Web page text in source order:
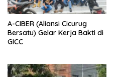
A-CIBER (Aliansi Cicurug
Bersatu) Gelar Kerja Bakti di
GICC